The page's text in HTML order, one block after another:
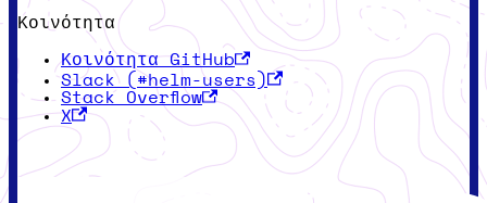
Κοινότητα
Κοινότητα GitHub
Slack (#helm-users)
Stack Overflow
X